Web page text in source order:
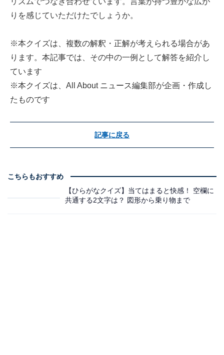
りを感じていただけたでしょうか。
※本クイズは、複数の解釈・正解が考えられる場合があ
ります。本記事では、その中の一例として解答を紹介し
ています
※本クイズは、All About ニュース編集部が企画・作成し
たものです
記事に戻る
こちらもおすすめ
【ひらがなクイズ】当てはまると快感！ 空欄に
共通する2文字は？ 図形から乗り物まで